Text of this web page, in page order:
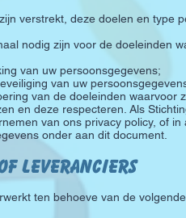
verstrekt, deze doelen en type
nodig zijn voor de doeleinden
van uw persoonsgegevens;
van uw
van de doeleinden waarvoor
en deze respecteren. Als
van ons privacy policy, of in
onder aan dit document.
leveranciers
ten behoeve van de